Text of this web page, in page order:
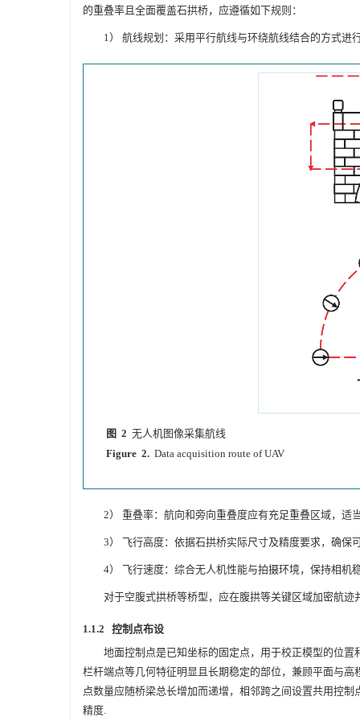
的重叠率且全面覆盖石拱桥，应遵循如下规则：
1） 航线规划：采用平行航线与环绕航线结合的方式进
图 2 无人机图像采集航线
Figure 2. Data acquisition route of UAV
2） 重叠率：航向和旁向重叠度应有充足重叠区域，适
3） 飞行高度：依据石拱桥实际尺寸及精度要求，确保
4） 飞行速度：综合无人机性能与拍摄环境，保持相机
对于空腹式拱桥等桥型，应在腹拱等关键区域加密航
1.1.2 控制点布设
地面控制点是已知坐标的固定点，用于校正模型的位
栏杆端点等几何特征明显且长期稳定的部位，兼顾平面与
点数量应随桥梁总长增加而递增，相邻跨之间设置共用控
精度.